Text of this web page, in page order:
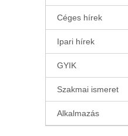
Céges hírek
Ipari hírek
GYIK
Szakmai ismeret
Alkalmazás